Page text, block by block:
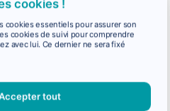
cookies !
cookies essentiels pour assurer son
cookies de suivi pour comprendre
avec lui. Ce dernier ne sera fixé
tout